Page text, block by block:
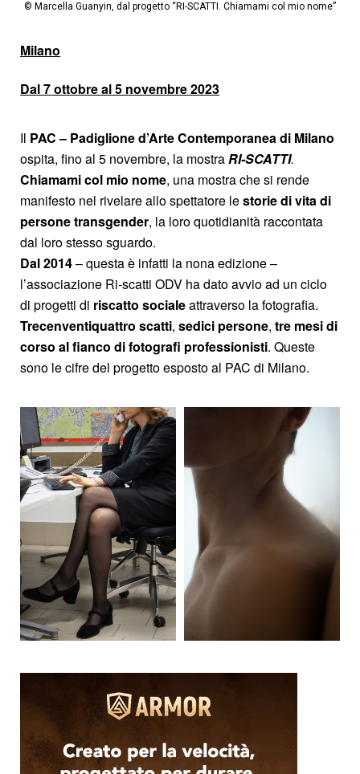
© Marcella Guanyin, dal progetto “RI-SCATTI. Chiamami col mio nome”
Milano
Dal 7 ottobre al 5 novembre 2023
Il PAC – Padiglione d’Arte Contemporanea di Milano
ospita, fino al 5 novembre, la mostraRI-SCATTI.
Chiamami col mio nome, una mostra che si rende
manifesto nel rivelare allo spettatore lestorie di vita di
persone transgender, la loro quotidianità raccontata
dal loro stesso sguardo.
Dal 2014– questa è infatti la nona edizione –
l’associazione Ri-scatti ODV ha dato avvio ad un ciclo
di progetti di riscatto socialeattraverso la fotografia.
Trecenventiquattro scatti, sedici persone, tre mesi di
corso al fianco di fotografi professionisti. Queste
sono le cifre del progetto esposto al PAC di Milano.